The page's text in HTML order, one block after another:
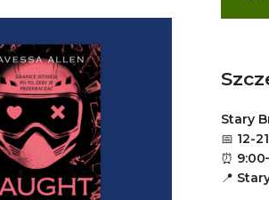
Stary
📅 12-
⏰
📍